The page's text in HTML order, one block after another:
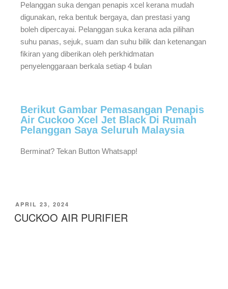
Pelanggan suka dengan penapis xcel kerana mudah
digunakan, reka bentuk bergaya, dan prestasi yang
boleh dipercayai. Pelanggan suka kerana ada pilihan
suhu panas, sejuk, suam dan suhu bilik dan ketenangan
fikiran yang diberikan oleh perkhidmatan
penyelenggaraan berkala setiap 4 bulan
Berikut Gambar Pemasangan Penapis
Air Cuckoo Xcel Jet Black Di Rumah
Pelanggan Saya Seluruh Malaysia
Berminat? Tekan Button Whatsapp!
APRIL 23, 2024
CUCKOO AIR PURIFIER